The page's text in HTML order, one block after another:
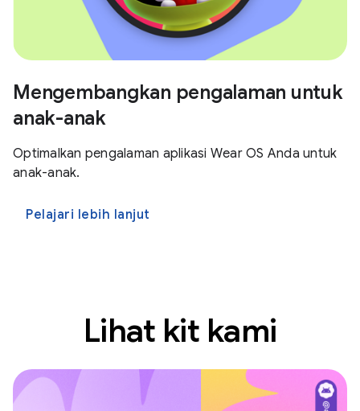
Mengembangkan pengalaman untuk
anak-anak
Optimalkan pengalaman aplikasi Wear OS Anda untuk
anak-anak.
Pelajari lebih lanjut
Lihat kit kami